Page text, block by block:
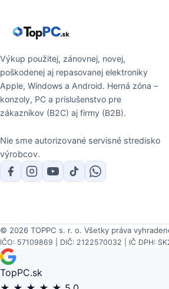
Výkup použitej, zánovnej, novej,
poškodenej aj repasovanej elektroniky
Apple, Windows a Android. Herná zóna –
konzoly, PC a príslušenstvo pre
zákazníkov (B2C) aj firmy (B2B).
Nie sme autorizované servisné stredisko
výrobcov.
© 2026 TOPPC s. r. o. Všetky práva
IČO: 57109869 | DIČ: 2122570032 | IČ DPH:
TopPC.sk